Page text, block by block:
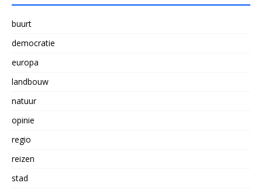
buurt
democratie
europa
landbouw
natuur
opinie
regio
reizen
stad